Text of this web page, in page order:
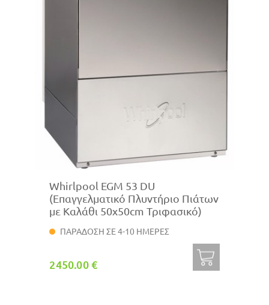
Whirlpool EGM 53 DU
(Επαγγελματικό Πλυντήριο Πιάτων
με Καλάθι 50x50cm Τριφασικό)
ΠΑΡΑΔΟΣΗ ΣΕ 4-10 ΗΜΕΡΕΣ
2450.00 €